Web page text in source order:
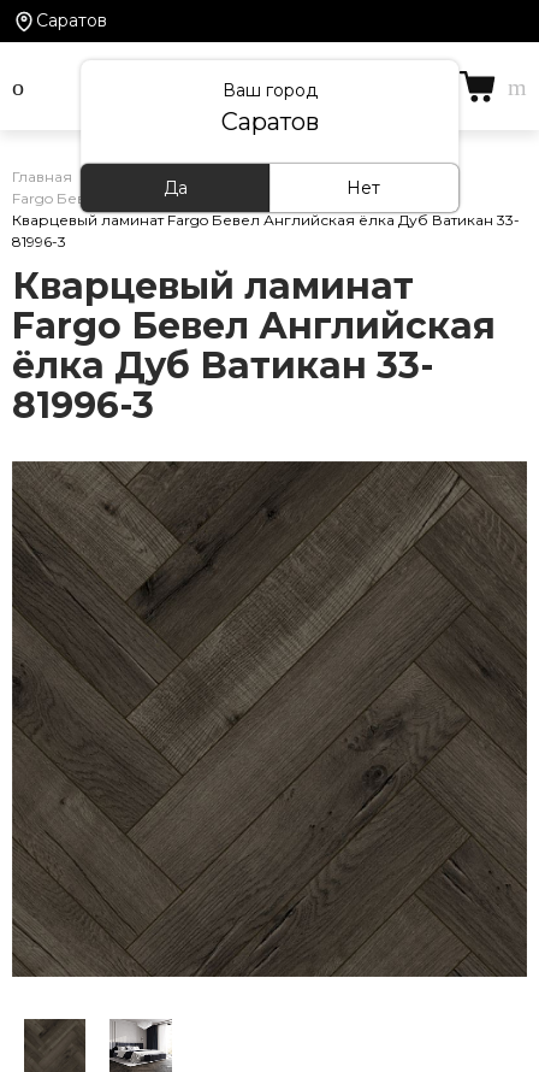
Саратов
Ваш город
Саратов
Да Нет
Главная Каталог товаров Кварцевый ламинат
Fargo Бевел Английская ёлка
Кварцевый ламинат Fargo Бевел Английская ёлка Дуб Ватикан 33-
81996-3
Кварцевый ламинат
Fargo Бевел Английская
ёлка Дуб Ватикан 33-
81996-3